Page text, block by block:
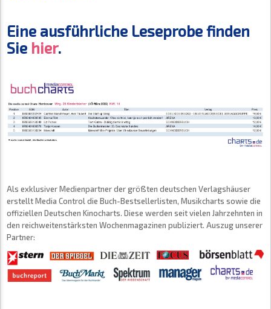
Eine ausführliche Leseprobe finden
Sie hier.
Als exklusiver Medienpartner der größten deutschen Verlagshäuser
erstellt Media Control die Buch-Bestsellerlisten, Musikcharts sowie die
offiziellen Deutschen Kinocharts. Diese werden seit vielen Jahrzehnten in
den reichweitenstärksten Wochenmagazinen publiziert. Auszug unserer
Partner: